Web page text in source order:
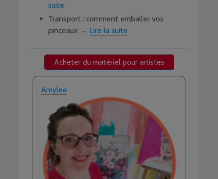
suite
Transport : comment emballer vos
pinceaux → Lire la suite
Acheter du matériel pour artistes
Amylee